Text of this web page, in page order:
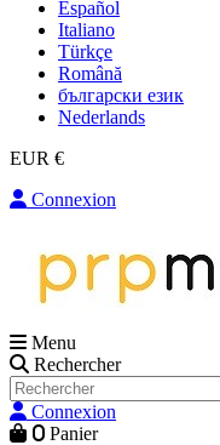
Español
Italiano
Türkçe
Română
български език
Nederlands
EUR €
Connexion
Menu
Rechercher
Connexion
0 Panier